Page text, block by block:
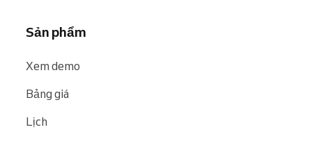
Sản phẩm
Xem demo
Bảng giá
Lịch